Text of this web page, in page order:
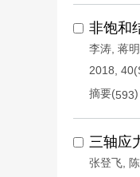
非饱和
李涛 蒋
2018,
摘要(593)
三轴应
张登飞